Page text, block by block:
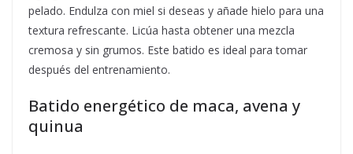
pelado. Endulza con miel si deseas y añade hielo para una
textura refrescante. Licúa hasta obtener una mezcla
cremosa y sin grumos. Este batido es ideal para tomar
después del entrenamiento.
Batido energético de maca, avena y
quinua